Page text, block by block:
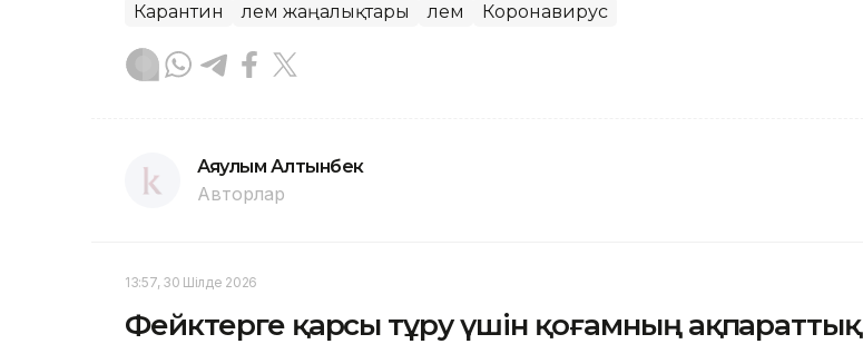
Карантин Әлем жаңалықтары Әлем Коронавирус
Аяулым Алтынбек
Авторлар
13:57, 30 Шілде 2026
Фейктерге қарсы тұру үшін қоғамның ақпараттық